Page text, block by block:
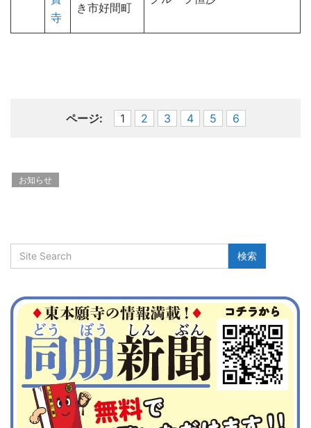
寺
き市好間町
ページ: 1 2 3 4 5 6
お知らせ